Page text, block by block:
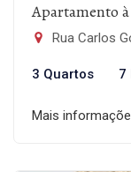
Apartamento
Rua Carlos
3 Quartos 7
Mais